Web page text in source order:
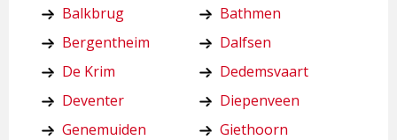
Balkbrug
Bathmen
Bergentheim
Dalfsen
De Krim
Dedemsvaart
Deventer
Diepenveen
Genemuiden
Giethoorn